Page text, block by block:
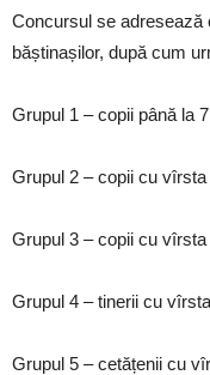
Concursul se adresează
băștinașilor, după cum
Grupul 1 – copii până la
Grupul 2 – copii cu
Grupul 3 – copii cu
Grupul 4 – tinerii cu
Grupul 5 – cetățenii cu